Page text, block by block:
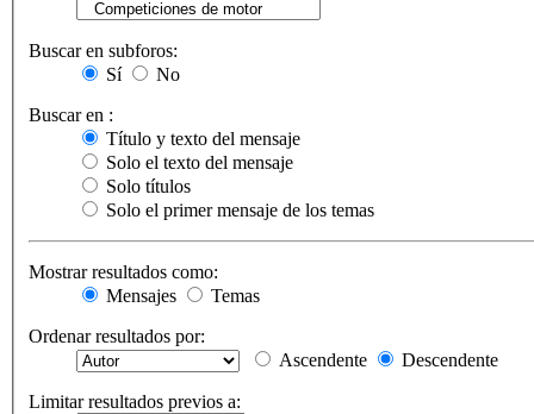
Buscar en subforos:
Sí
No
Buscar en :
Título y texto del mensaje
Solo el texto del mensaje
Solo títulos
Solo el primer mensaje de los temas
Mostrar resultados como:
Mensajes
Temas
Ordenar resultados por:
Ascendente
Descendente
Limitar resultados previos a: